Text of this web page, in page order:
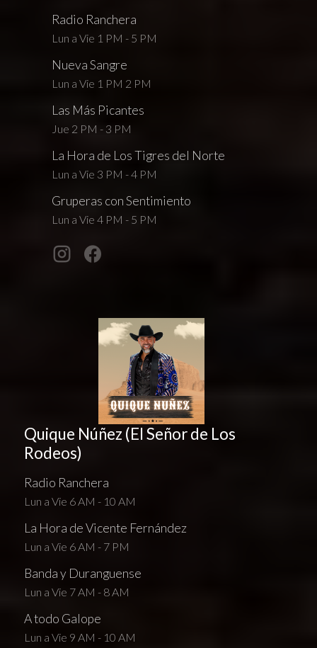
Radio Ranchera
Lun a Vie 1 PM - 5 PM
Nueva Sangre
Lun a Vie 1 PM 2 PM
Las Más Picantes
Jue 2 PM - 3 PM
La Hora de Los Tigres del Norte
Lun a Vie 3 PM - 4 PM
Gruperas con Sentimiento
Lun a Vie 4 PM - 5 PM
Quique Núñez (El Señor de Los
Rodeos)
Radio Ranchera
Lun a Vie 6 AM - 10 AM
La Hora de Vicente Fernández
Lun a Vie 6 AM - 7 PM
Banda y Duranguense
Lun a Vie 7 AM - 8 AM
A todo Galope
Lun a Vie 9 AM - 10 AM